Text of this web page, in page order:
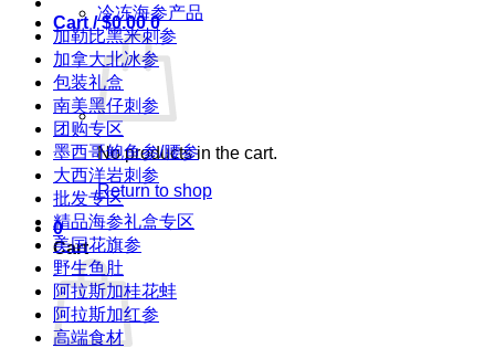
Cart /$0.00 0
No products in the cart.
Return to shop
0
Cart
冷冻海参产品
加勒比黑米刺参
加拿大北冰参
包装礼盒
南美黑仔刺参
团购专区
墨西哥鲍鱼参/腰参
大西洋岩刺参
批发专区
精品海参礼盒专区
美国花旗参
野生鱼肚
阿拉斯加桂花蚌
阿拉斯加红参
高端食材